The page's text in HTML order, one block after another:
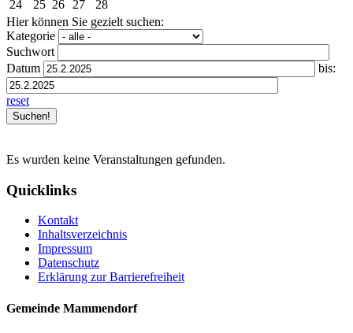
24
25 26 27
28
Hier können Sie gezielt suchen:
Kategorie
Suchwort
Datum
bis:
reset
Es wurden keine Veranstaltungen gefunden.
Quicklinks
Kontakt
Inhaltsverzeichnis
Impressum
Datenschutz
Erklärung zur Barrierefreiheit
Gemeinde Mammendorf